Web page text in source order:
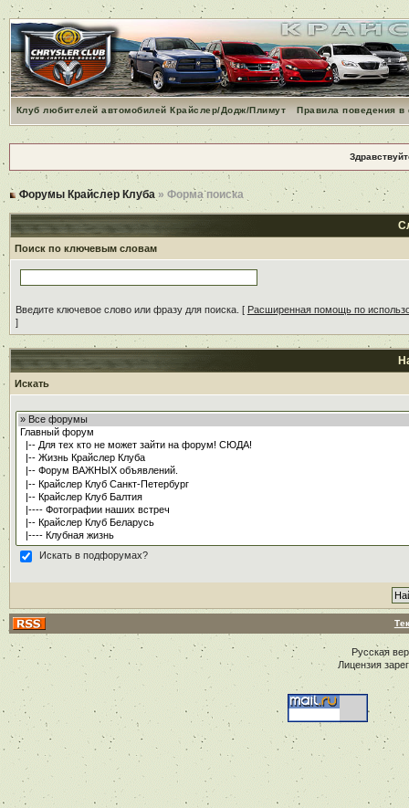
Клуб любителей автомобилей Крайслер/Додж/Плимут Правила поведения
Форумы Крайслер Клуба » Форма поиска
Поиск по ключевым словам
Введите ключевое слово или фразу для поиска. [ Расширенная помощь по
]
Искать
Искать в подфорумах?
Русская
Лицензия